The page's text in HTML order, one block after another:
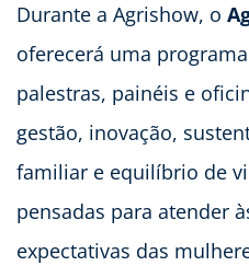
Durante a Agrishow, o
oferecerá uma
palestras, painéis e
gestão, inovação,
familiar e equilíbrio de
pensadas para atender
expectativas das